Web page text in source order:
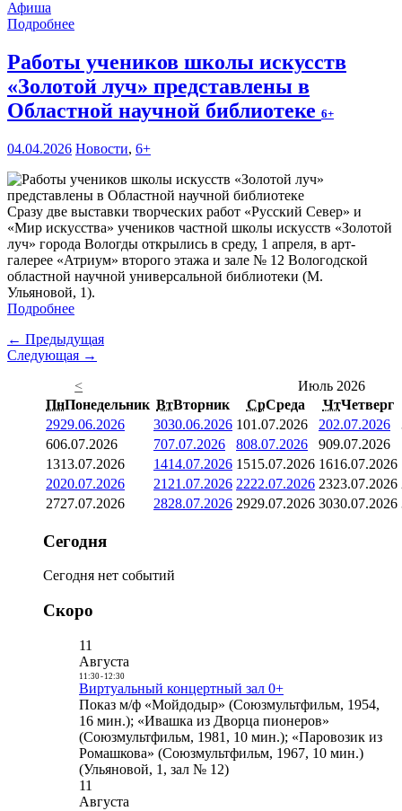
Афиша
Подробнее
Работы учеников школы искусств
«Золотой луч» представлены в
Областной научной библиотеке 6+
04.04.2026 Новости, 6+
Сразу две выставки творческих работ «Русский Север» и
«Мир искусства» учеников частной школы искусств «Золотой
луч» города Вологды открылись в среду, 1 апреля, в арт-
галерее «Атриум» второго этажа и зале № 12 Вологодской
областной научной универсальной библиотеки (М.
Ульяновой, 1).
Подробнее
← Предыдущая
Следующая →
<
Июль 2026
ПнПонедельник ВтВторник СрСреда ЧтЧетверг
2929.06.2026 3030.06.2026 101.07.2026 202.07.2026
606.07.2026 707.07.2026 808.07.2026 909.07.2026
1313.07.2026 1414.07.2026 1515.07.2026 1616.07.2026
2020.07.2026 21 21.07.2026 2222.07.2026 2323.07.2026
2727.07.2026 2828.07.2026 2929.07.2026 3030.07.2026
Сегодня
Сегодня нет событий
Скоро
11
Августа
11:30- 12:30
Виртуальный концертный зал 0+
Показ м/ф «Мойдодыр» (Союзмультфильм, 1954,
16 мин.); «Ивашка из Дворца пионеров»
(Союзмультфильм, 1981, 10 мин.); «Паровозик из
Ромашкова» (Союзмультфильм, 1967, 10 мин.)
(Ульяновой, 1, зал № 12)
11
Августа